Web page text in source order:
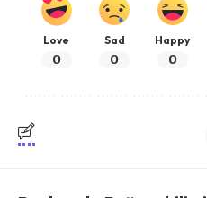
Love
0
Sad
0
Happy
0